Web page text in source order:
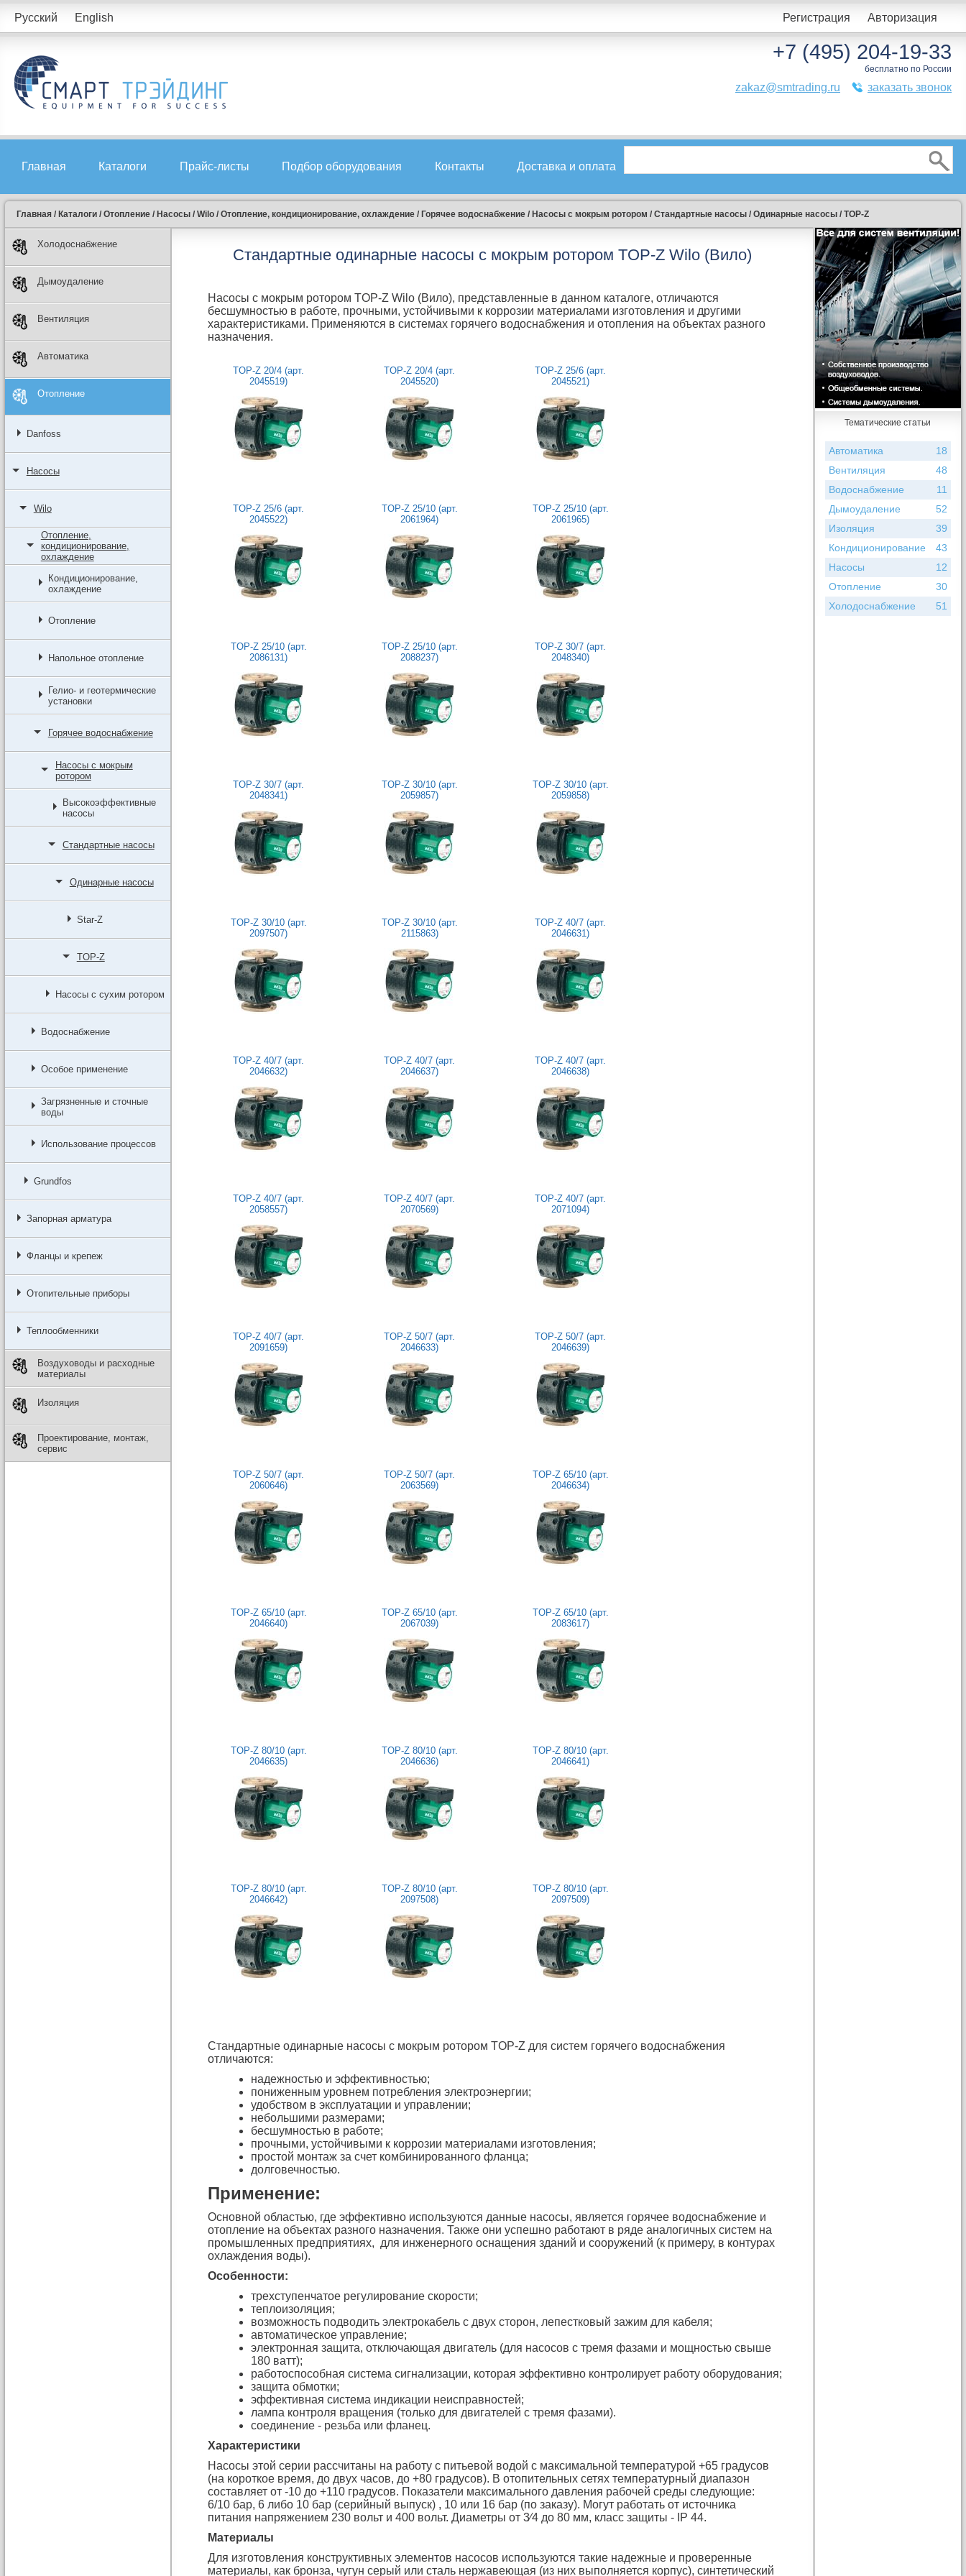
Русский English Регистрация Авторизация
+7 (495) 204-19-33
бесплатно по России
zakaz@smtrading.ru заказать звонок
Главная Каталоги Прайс-листы Подбор оборудования Контакты Доставка и оплата
Главная / Каталоги / Отопление / Насосы / Wilo / Отопление, кондиционирование, охлаждение / Горячее водоснабжение / Насосы с мокрым ротором / Стандартные насосы / Одинарные насосы / TOP-Z
Холодоснабжение
Дымоудаление
Вентиляция
Автоматика
Отопление
Danfoss
Насосы
Wilo
Отопление,
кондиционирование,
охлаждение
Кондиционирование,
охлаждение
Отопление
Напольное отопление
Гелио- и геотермические
установки
Горячее водоснабжение
Насосы с мокрым
ротором
Высокоэффективные
насосы
Стандартные насосы
Одинарные насосы
Star-Z
TOP-Z
Насосы с сухим ротором
Водоснабжение
Особое применение
Загрязненные и сточные
воды
Использование процессов
Grundfos
Запорная арматура
Фланцы и крепеж
Отопительные приборы
Теплообменники
Воздуховоды и расходные
материалы
Изоляция
Проектирование, монтаж,
сервис
Стандартные одинарные насосы с мокрым ротором TOP-Z Wilo (Вило)
Насосы с мокрым ротором TOP-Z Wilo (Вило), представленные в данном каталоге, отличаются
бесшумностью в работе, прочными, устойчивыми к коррозии материалами изготовления и другими
характеристиками. Применяются в системах горячего водоснабжения и отопления на объектах разного
назначения.
TOP-Z 20/4 (арт.
2045519)
TOP-Z 20/4 (арт.
2045520)
TOP-Z 25/6 (арт.
2045521)
TOP-Z 25/6 (арт.
2045522)
TOP-Z 25/10 (арт.
2061964)
TOP-Z 25/10 (арт.
2061965)
TOP-Z 25/10 (арт.
2086131)
TOP-Z 25/10 (арт.
2088237)
TOP-Z 30/7 (арт.
2048340)
TOP-Z 30/7 (арт.
2048341)
TOP-Z 30/10 (арт.
2059857)
TOP-Z 30/10 (арт.
2059858)
TOP-Z 30/10 (арт.
2097507)
TOP-Z 30/10 (арт.
2115863)
TOP-Z 40/7 (арт.
2046631)
TOP-Z 40/7 (арт.
2046632)
TOP-Z 40/7 (арт.
2046637)
TOP-Z 40/7 (арт.
2046638)
TOP-Z 40/7 (арт.
2058557)
TOP-Z 40/7 (арт.
2070569)
TOP-Z 40/7 (арт.
2071094)
TOP-Z 40/7 (арт.
2091659)
TOP-Z 50/7 (арт.
2046633)
TOP-Z 50/7 (арт.
2046639)
TOP-Z 50/7 (арт.
2060646)
TOP-Z 50/7 (арт.
2063569)
TOP-Z 65/10 (арт.
2046634)
TOP-Z 65/10 (арт.
2046640)
TOP-Z 65/10 (арт.
2067039)
TOP-Z 65/10 (арт.
2083617)
TOP-Z 80/10 (арт.
2046635)
TOP-Z 80/10 (арт.
2046636)
TOP-Z 80/10 (арт.
2046641)
TOP-Z 80/10 (арт.
2046642)
TOP-Z 80/10 (арт.
2097508)
TOP-Z 80/10 (арт.
2097509)
Стандартные одинарные насосы с мокрым ротором TOP-Z для систем горячего водоснабжения
отличаются:
надежностью и эффективностью;
пониженным уровнем потребления электроэнергии;
удобством в эксплуатации и управлении;
небольшими размерами;
бесшумностью в работе;
прочными, устойчивыми к коррозии материалами изготовления;
простой монтаж за счет комбинированного фланца;
долговечностью.
Применение:
Основной областью, где эффективно используются данные насосы, является горячее водоснабжение и
отопление на объектах разного назначения. Также они успешно работают в ряде аналогичных систем на
промышленных предприятиях, для инженерного оснащения зданий и сооружений (к примеру, в контурах
охлаждения воды).
Особенности:
трехступенчатое регулирование скорости;
теплоизоляция;
возможность подводить электрокабель с двух сторон, лепестковый зажим для кабеля;
автоматическое управление;
электронная защита, отключающая двигатель (для насосов с тремя фазами и мощностью свыше
180 ватт);
работоспособная система сигнализации, которая эффективно контролирует работу оборудования;
защита обмотки;
эффективная система индикации неисправностей;
лампа контроля вращения (только для двигателей с тремя фазами).
соединение - резьба или фланец.
Характеристики
Насосы этой серии рассчитаны на работу с питьевой водой с максимальной температурой +65 градусов
(на короткое время, до двух часов, до +80 градусов). В отопительных сетях температурный диапазон
составляет от -10 до +110 градусов. Показатели максимального давления рабочей среды следующие:
6/10 бар, 6 либо 10 бар (серийный выпуск) , 10 или 16 бар (по заказу). Могут работать от источника
питания напряжением 230 вольт и 400 вольт. Диаметры от 3⁄4 до 80 мм, класс защиты - IP 44.
Материалы
Для изготовления конструктивных элементов насосов используются такие надежные и проверенные
материалы, как бронза, чугун серый или сталь нержавеющая (из них выполняется корпус), синтетический
Тематические статьи
Автоматика
18
Вентиляция
48
Водоснабжение
11
Дымоудаление
52
Изоляция
39
Кондиционирование
43
Насосы
12
Отопление
30
Холодоснабжение
51